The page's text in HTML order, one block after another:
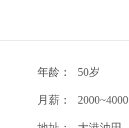
年龄： 50岁
月薪： 2000~4000